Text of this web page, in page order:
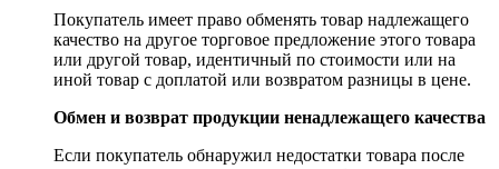
Покупатель имеет право обменять товар надлежащего
качество на другое торговое предложение этого товара
или другой товар, идентичный по стоимости или на
иной товар с доплатой или возвратом разницы в цене.
Обмен и возврат продукции ненадлежащего качества
Если покупатель обнаружил недостатки товара после